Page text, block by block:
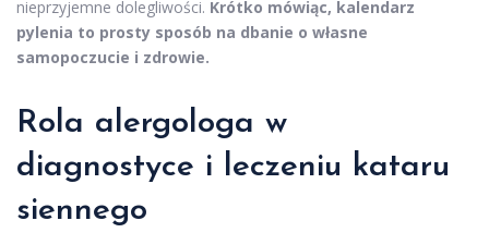
nieprzyjemne dolegliwości. Krótko mówiąc, kalendarz
pylenia to prosty sposób na dbanie o własne
samopoczucie i zdrowie.
Rola alergologa w
diagnostyce i leczeniu kataru
siennego